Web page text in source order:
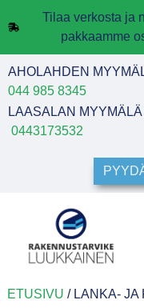
Tilaa verkosta ja
pakkaamme
AHOLAHDEN
044 985 8345
LAASALAN
0443173532
ETUSIVU / LANKA- JA